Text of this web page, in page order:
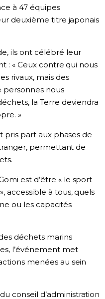
à 47 équipes
deuxième titre japonais
ils ont célébré leur
: « Ceux contre qui nous
rivaux, mais des
personnes nous
la Terre deviendra
»
pris part aux phases de
permettant de
est d’être « le sport
accessible à tous, quels
ou les capacités
déchets marins
l’événement met
menées au sein
conseil d’administration